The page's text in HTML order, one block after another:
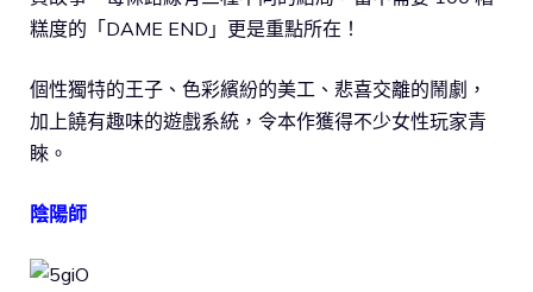
糕度的「DAME END」更是重點所在！
個性獨特的王子、色彩繽紛的美工、悲喜交離的鬧劇，
加上饒有趣味的遊戲系統，令本作獲得不少女性玩家青
睞。
陰陽師